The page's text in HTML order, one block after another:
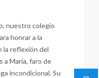
nuestro colegio
honrar a la
la reflexión del
a María, faro de
incondicional. Su